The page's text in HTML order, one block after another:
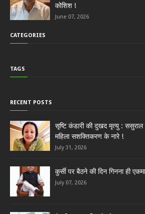
कोशिश !
June 07, 2026
CATEGORIES
TAGS
RECENT POSTS
सृष्टि कंडारी की दुखद मृत्यु :
महिला सशक्तिकरण के नारे !
July 31, 2026
कुर्सी पर बैठने की दिन गिनना ही
July 07, 2026